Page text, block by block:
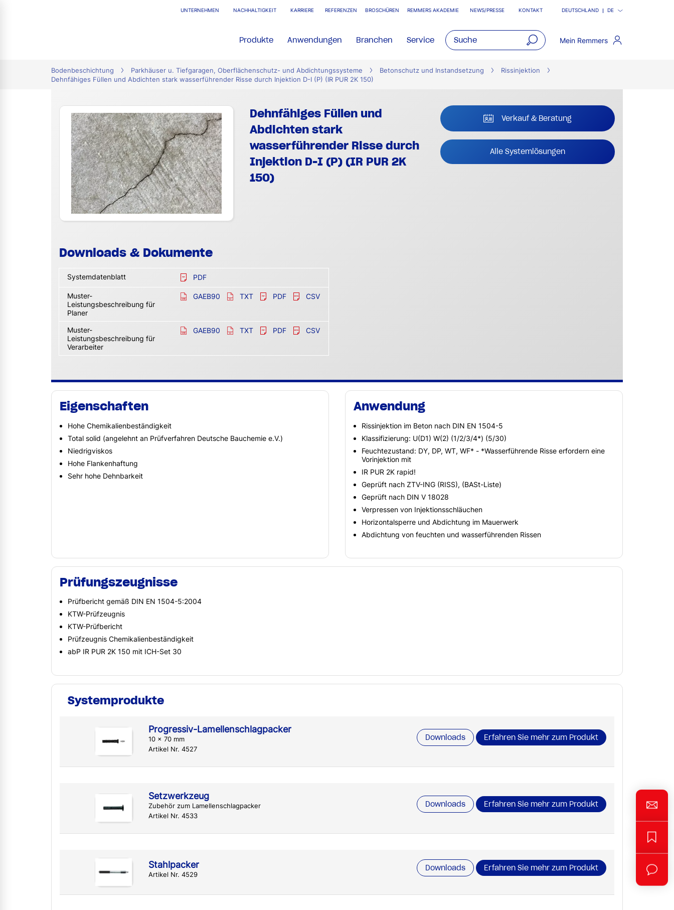
UNTERNEHMEN NACHHALTIGKEIT KARRIERE REFERENZEN BROSCHÜREN REMMERS AKADEMIE NEWS/PRESSE KONTAKT DEUTSCHLAND DE
Produkte Anwendungen Branchen Service Mein Remmers
Bodenbeschichtung Parkhäuser u. Tiefgaragen, Oberflächenschutz- und Abdichtungssysteme Betonschutz und Instandsetzung
Rissinjektion
Dehnfähiges Füllen und Abdichten stark wasserführender Risse durch Injektion D-I (P) (IR PUR 2K 150)
Dehnfähiges Füllen und
Abdichten stark
wasserführender Risse durch
Injektion D-I (P) (IR PUR 2K
150)
Downloads & Dokumente
Systemdatenblatt PDF
Muster-
Leistungsbeschreibung für
Planer
GAEB90 TXT PDF CSV
Muster-
Leistungsbeschreibung für
Verarbeiter
GAEB90 TXT PDF CSV
Verkauf & Beratung
Alle Systemlösungen
Eigenschaften
Hohe Chemikalienbeständigkeit
Total solid (angelehnt an Prüfverfahren Deutsche Bauchemie e.V.)
Niedrigviskos
Hohe Flankenhaftung
Sehr hohe Dehnbarkeit
Anwendung
Rissinjektion im Beton nach DIN EN 1504-5
Klassifizierung: U(D1) W(2) (1/2/3/4*) (5/30)
Feuchtezustand: DY, DP, WT, WF* - *Wasserführende Risse erfordern eine
Vorinjektion mit
IR PUR 2K rapid!
Geprüft nach ZTV-ING (RISS), (BASt-Liste)
Geprüft nach DIN V 18028
Verpressen von Injektionsschläuchen
Horizontalsperre und Abdichtung im Mauerwerk
Abdichtung von feuchten und wasserführenden Rissen
Prüfungszeugnisse
Prüfbericht gemäß DIN EN 1504-5:2004
KTW-Prüfzeugnis
KTW-Prüfbericht
Prüfzeugnis Chemikalienbeständigkeit
abP IR PUR 2K 150 mit ICH-Set 30
Systemprodukte
Progressiv-Lamellenschlagpacker
10 x 70 mm
Artikel Nr. 4527
Downloads Erfahren Sie mehr zum Produkt
Setzwerkzeug
Zubehör zum Lamellenschlagpacker
Artikel Nr. 4533
Downloads Erfahren Sie mehr zum Produkt
Stahlpacker
Artikel Nr. 4529
Downloads Erfahren Sie mehr zum Produkt